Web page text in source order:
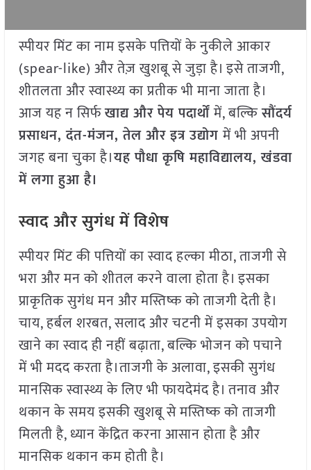
स्पीयर मिंट का नाम इसके पत्तियों के नुकीले आकार
(spear-like) और तेज़ खुशबू से जुड़ा है। इसे ताजगी,
शीतलता और स्वास्थ्य का प्रतीक भी माना जाता है।
आज यह न सिर्फखाद्य और पेय पदार्थोंमें, बल्किसौंदर्य
प्रसाधन,दंत-मंजन,तेल और इत्र उद्योगमें भी अपनी
जगह बना चुका है।यह पौधाकृषि महाविद्यालय,खंडवा
में लगा हुआ है।
स्वाद और सुगंध में विशेष
स्पीयर मिंट की पत्तियों का स्वाद हल्का मीठा, ताजगी से
भरा और मन को शीतल करने वाला होता है। इसका
प्राकृतिक सुगंध मन और मस्तिष्क को ताजगी देती है।
चाय, हर्बल शरबत, सलाद और चटनी में इसका उपयोग
खाने का स्वाद ही नहीं बढ़ाता, बल्कि भोजन को पचाने
में भी मदद करता है।ताजगी के अलावा, इसकी सुगंध
मानसिक स्वास्थ्य के लिए भी फायदेमंद है। तनाव और
थकान के समय इसकी खुशबू से मस्तिष्क को ताजगी
मिलती है, ध्यान केंद्रित करना आसान होता है और
मानसिक थकान कम होती है।